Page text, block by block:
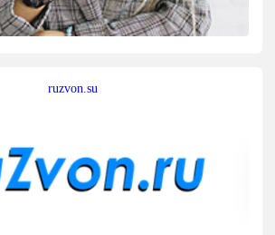
ruzvon.su